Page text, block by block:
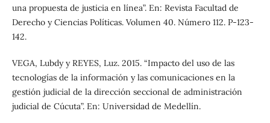
una propuesta de justicia en línea”. En: Revista Facultad de
Derecho y Ciencias Políticas. Volumen 40. Número 112. P-123-
142.
VEGA, Lubdy y REYES, Luz. 2015. “Impacto del uso de las
tecnologías de la información y las comunicaciones en la
gestión judicial de la dirección seccional de administración
judicial de Cúcuta”. En: Universidad de Medellín.